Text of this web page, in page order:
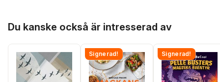
Du kanske också är intresserad av
Signerad! Signerad!